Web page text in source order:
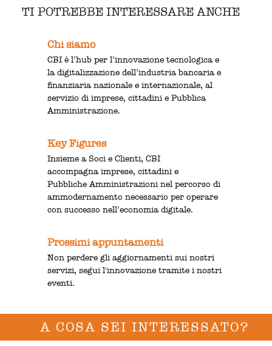
TI POTREBBE INTERESSARE ANCHE
Chi siamo
CBI è l’hub per l’innovazione tecnologica e
la digitalizzazione dell’industria bancaria e
finanziaria nazionale e internazionale, al
servizio di imprese, cittadini e Pubblica
Amministrazione.
Key Figures
Insieme a Soci e Clienti, CBI
accompagna imprese, cittadini e
Pubbliche Amministrazioni nel percorso di
ammodernamento necessario per operare
con successo nell’economia digitale.
Prossimi appuntamenti
Non perdere gli aggiornamenti sui nostri
servizi, segui l'innovazione tramite i nostri
eventi.
A COSA SEI INTERESSATO?